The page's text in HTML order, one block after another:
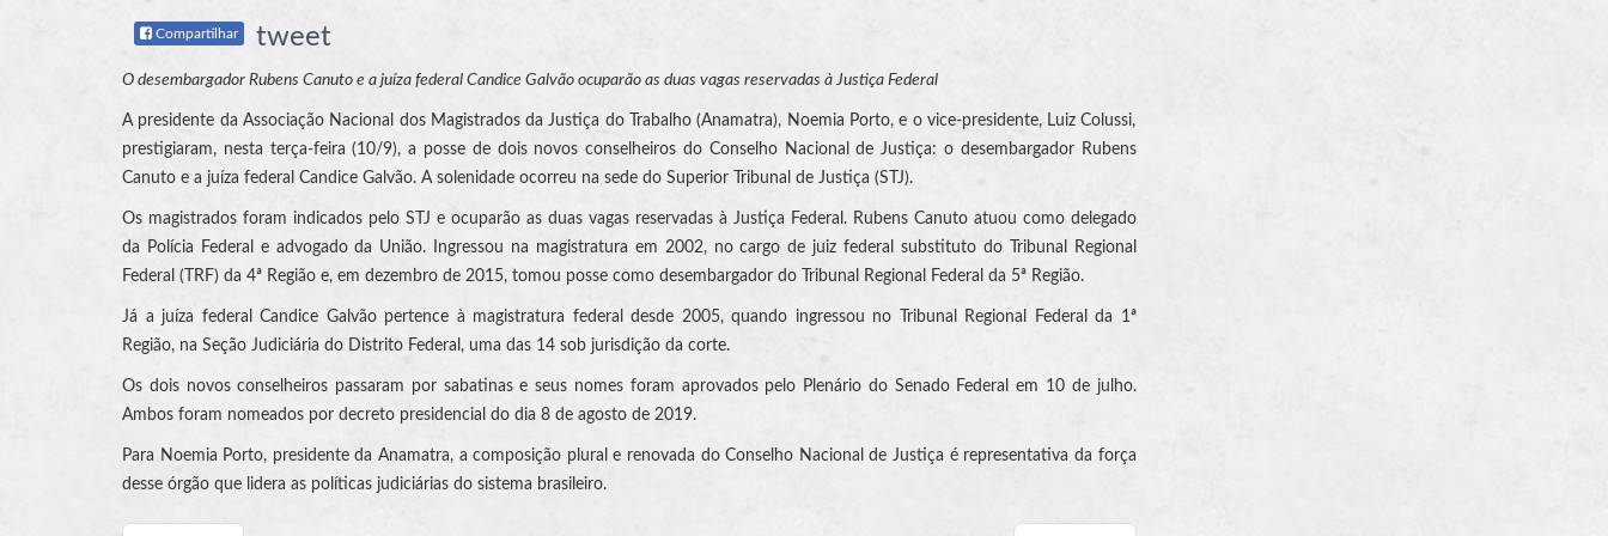
Compartilhar tweet
O desembargador Rubens Canuto e a juíza federal Candice Galvão ocuparão as duas vagas reservadas à Justiça Federal
A presidente da Associação Nacional dos Magistrados da Justiça do Trabalho (Anamatra), Noemia Porto, e o vice-presidente, Luiz Colussi,
prestigiaram, nesta terça-feira (10/9), a posse de dois novos conselheiros do Conselho Nacional de Justiça: o desembargador Rubens
Canuto e a juíza federal Candice Galvão. A solenidade ocorreu na sede do Superior Tribunal de Justiça (STJ).
Os magistrados foram indicados pelo STJ e ocuparão as duas vagas reservadas à Justiça Federal. Rubens Canuto atuou como delegado
da Polícia Federal e advogado da União. Ingressou na magistratura em 2002, no cargo de juiz federal substituto do Tribunal Regional
Federal (TRF) da 4ª Região e, em dezembro de 2015, tomou posse como desembargador do Tribunal Regional Federal da 5ª Região.
Já a juíza federal Candice Galvão pertence à magistratura federal desde 2005, quando ingressou no Tribunal Regional Federal da 1ª
Região, na Seção Judiciária do Distrito Federal, uma das 14 sob jurisdição da corte.
Os dois novos conselheiros passaram por sabatinas e seus nomes foram aprovados pelo Plenário do Senado Federal em 10 de julho.
Ambos foram nomeados por decreto presidencial do dia 8 de agosto de 2019.
Para Noemia Porto, presidente da Anamatra, a composição plural e renovada do Conselho Nacional de Justiça é representativa da força
desse órgão que lidera as políticas judiciárias do sistema brasileiro.